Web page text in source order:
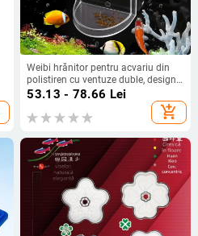
Weibi hrănitor pentru acvariu din
polistiren cu ventuze duble, design
semicircular, alimentare automată
53.13 - 78.66 Lei
add_shopping_cart